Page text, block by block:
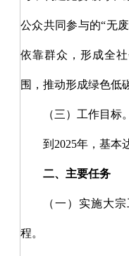
公众共同参与的“无
依靠群众，形成全
围，推动形成绿色低
（三）工作目标。
到 2025年，基本
二、主要任务
（一）实施大
程。